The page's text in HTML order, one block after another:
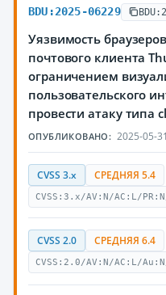
BDU:2025-06229
Уязвимость
почтового клиента
ограничением
пользовательского
провести атаку типа
ОПУБЛИКОВАНО: 2025-05-31
CVSS 3.x СРЕДНЯЯ 5.4
CVSS:3.x/AV:N/AC:L/
CVSS 2.0 СРЕДНЯЯ 6.4
CVSS:2.0/AV:N/AC:L/